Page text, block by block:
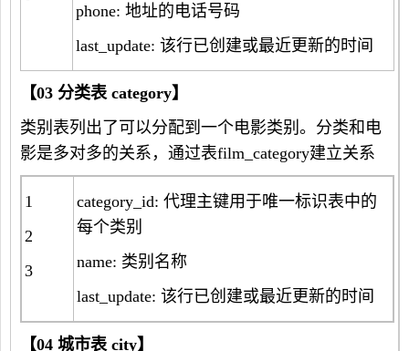
phone: 地址的电话号码
last_update: 该行已创建或最近更新的时间
【03 分类表category】
类别表列出了可以分配到一个电影类别。分类和电
影是多对多的关系，通过表film_category建立关系
1
2
3
category_id: 代理主键用于唯一标识表中的
每个类别
name: 类别名称
last_update: 该行已创建或最近更新的时间
【04 城市表city】